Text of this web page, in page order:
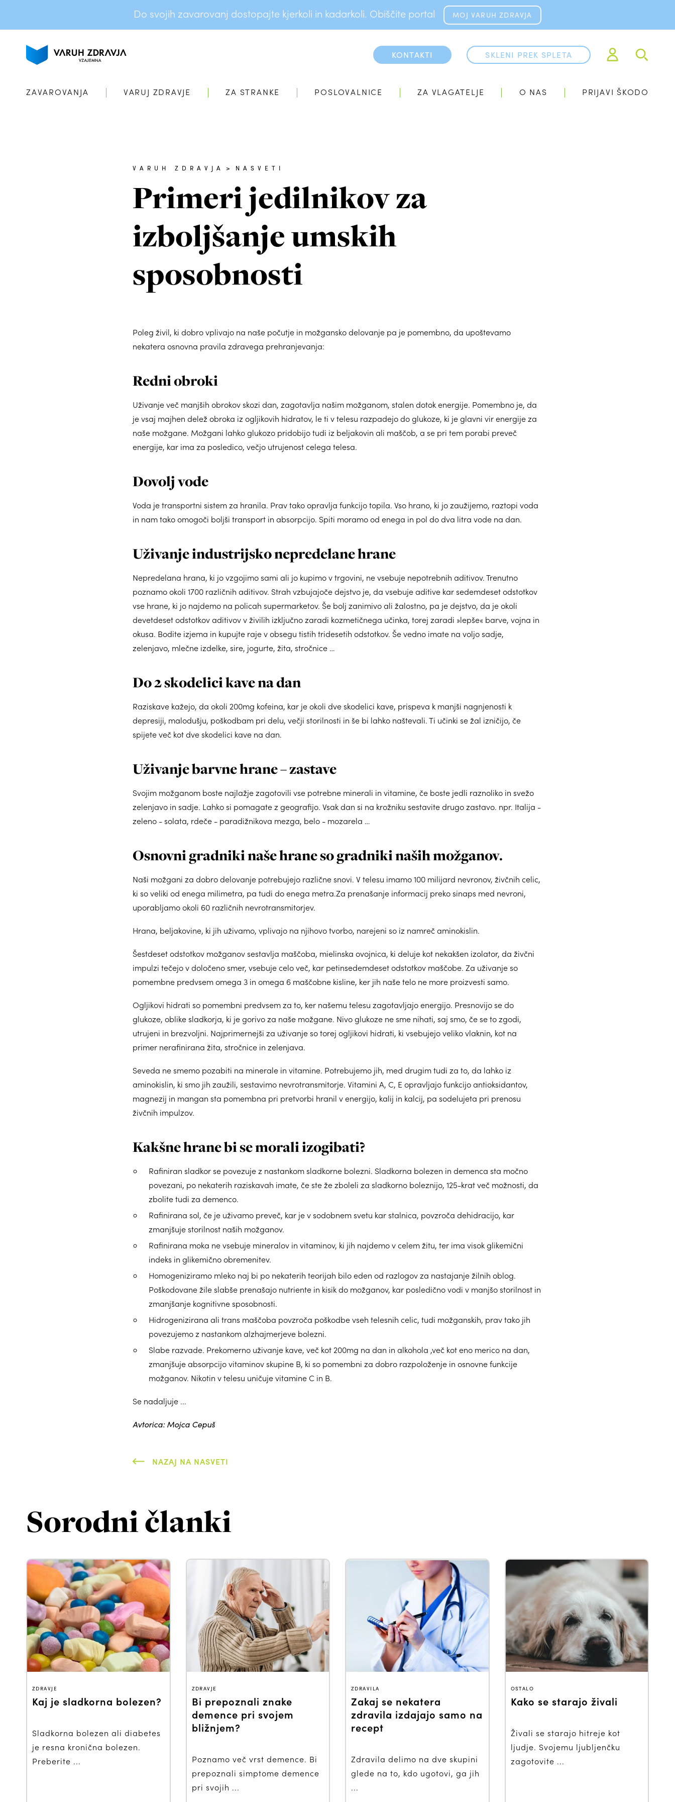
Do svojih zavarovanj dostopajte kjerkoli in kadarkoli. Obiščite portal MOJ VARUH ZDRAVJA
KONTAKTI SKLENI PREK SPLETA
ZAVAROVANJA VARUJ ZDRAVJE ZA STRANKE POSLOVALNICE ZA VLAGATELJE O NAS PRIJAVI ŠKODO
VARUH ZDRAVJA > NASVETI
Primeri jedilnikov za
izboljšanje umskih
sposobnosti
Poleg živil, ki dobro vplivajo na naše počutje in možgansko delovanje pa je pomembno, da upoštevamo
nekatera osnovna pravila zdravega prehranjevanja:
Redni obroki
Uživanje več manjših obrokov skozi dan, zagotavlja našim možganom, stalen dotok energije. Pomembno je, da
je vsaj majhen delež obroka iz ogljikovih hidratov, le ti v telesu razpadejo do glukoze, ki je glavni vir energije za
naše možgane. Možgani lahko glukozo pridobijo tudi iz beljakovin ali maščob, a se pri tem porabi preveč
energije, kar ima za posledico, večjo utrujenost celega telesa.
Dovolj vode
Voda je transportni sistem za hranila. Prav tako opravlja funkcijo topila. Vso hrano, ki jo zaužijemo, raztopi voda
in nam tako omogoči boljši transport in absorpcijo. Spiti moramo od enega in pol do dva litra vode na dan.
Uživanje industrijsko nepredelane hrane
Nepredelana hrana, ki jo vzgojimo sami ali jo kupimo v trgovini, ne vsebuje nepotrebnih aditivov. Trenutno
poznamo okoli 1700 različnih aditivov. Strah vzbujajoče dejstvo je, da vsebuje aditive kar sedemdeset odstotkov
vse hrane, ki jo najdemo na policah supermarketov. Še bolj zanimivo ali žalostno, pa je dejstvo, da je okoli
devetdeset odstotkov aditivov v živilih izključno zaradi kozmetičnega učinka, torej zaradi »lepše« barve, vojna in
okusa. Bodite izjema in kupujte raje v obsegu tistih tridesetih odstotkov. Še vedno imate na voljo sadje,
zelenjavo, mlečne izdelke, sire, jogurte, žita, stročnice …
Do 2 skodelici kave na dan
Raziskave kažejo, da okoli 200mg kofeina, kar je okoli dve skodelici kave, prispeva k manjši nagnjenosti k
depresiji, malodušju, poškodbam pri delu, večji storilnosti in še bi lahko naštevali. Ti učinki se žal izničijo, če
spijete več kot dve skodelici kave na dan.
Uživanje barvne hrane – zastave
Svojim možganom boste najlažje zagotovili vse potrebne minerali in vitamine, če boste jedli raznoliko in svežo
zelenjavo in sadje. Lahko si pomagate z geografijo. Vsak dan si na krožniku sestavite drugo zastavo. npr. Italija -
zeleno - solata, rdeče - paradižnikova mezga, belo - mozarela …
Osnovni gradniki naše hrane so gradniki naših možganov.
Naši možgani za dobro delovanje potrebujejo različne snovi. V telesu imamo 100 milijard nevronov, živčnih celic,
ki so veliki od enega milimetra, pa tudi do enega metra.Za prenašanje informacij preko sinaps med nevroni,
uporabljamo okoli 60 različnih nevrotransmitorjev.
Hrana, beljakovine, ki jih uživamo, vplivajo na njihovo tvorbo, narejeni so iz namreč aminokislin.
Šestdeset odstotkov možganov sestavlja maščoba, mielinska ovojnica, ki deluje kot nekakšen izolator, da živčni
impulzi tečejo v določeno smer, vsebuje celo več, kar petinsedemdeset odstotkov maščobe. Za uživanje so
pomembne predvsem omega 3 in omega 6 maščobne kisline, ker jih naše telo ne more proizvesti samo.
Ogljikovi hidrati so pomembni predvsem za to, ker našemu telesu zagotavljajo energijo. Presnovijo se do
glukoze, oblike sladkorja, ki je gorivo za naše možgane. Nivo glukoze ne sme nihati, saj smo, če se to zgodi,
utrujeni in brezvoljni. Najprimernejši za uživanje so torej ogljikovi hidrati, ki vsebujejo veliko vlaknin, kot na
primer nerafinirana žita, stročnice in zelenjava.
Seveda ne smemo pozabiti na minerale in vitamine. Potrebujemo jih, med drugim tudi za to, da lahko iz
aminokislin, ki smo jih zaužili, sestavimo nevrotransmitorje. Vitamini A, C, E opravljajo funkcijo antioksidantov,
magnezij in mangan sta pomembna pri pretvorbi hranil v energijo, kalij in kalcij, pa sodelujeta pri prenosu
živčnih impulzov.
Kakšne hrane bi se morali izogibati?
Rafiniran sladkor se povezuje z nastankom sladkorne bolezni. Sladkorna bolezen in demenca sta močno
povezani, po nekaterih raziskavah imate, če ste že zboleli za sladkorno boleznijo, 125-krat več možnosti, da
zbolite tudi za demenco.
Rafinirana sol, če je uživamo preveč, kar je v sodobnem svetu kar stalnica, povzroča dehidracijo, kar
zmanjšuje storilnost naših možganov.
Rafinirana moka ne vsebuje mineralov in vitaminov, ki jih najdemo v celem žitu, ter ima visok glikemični
indeks in glikemično obremenitev.
Homogeniziramo mleko naj bi po nekaterih teorijah bilo eden od razlogov za nastajanje žilnih oblog.
Poškodovane žile slabše prenašajo nutriente in kisik do možganov, kar posledično vodi v manjšo storilnost in
zmanjšanje kognitivne sposobnosti.
Hidrogenizirana ali trans maščoba povzroča poškodbe vseh telesnih celic, tudi možganskih, prav tako jih
povezujemo z nastankom alzhajmerjeve bolezni.
Slabe razvade. Prekomerno uživanje kave, več kot 200mg na dan in alkohola ,več kot eno merico na dan,
zmanjšuje absorpcijo vitaminov skupine B, ki so pomembni za dobro razpoloženje in osnovne funkcije
možganov. Nikotin v telesu uničuje vitamine C in B.
Se nadaljuje ...
Avtorica: Mojca Cepuš
NAZAJ NA NASVETI
Sorodni članki
ZDRAVJE
Kaj je sladkorna bolezen?
Sladkorna bolezen ali diabetes
je resna kronična bolezen.
Preberite ...
ZDRAVJE
Bi prepoznali znake
demence pri svojem
bližnjem?
Poznamo več vrst demence. Bi
prepoznali simptome demence
pri svojih ...
ZDRAVILA
Zakaj se nekatera
zdravila izdajajo samo na
recept
Zdravila delimo na dve skupini
glede na to, kdo ugotovi, ga jih
...
OSTALO
Kako se starajo živali
Živali se starajo hitreje kot
ljudje. Svojemu ljubljenčku
zagotovite ...